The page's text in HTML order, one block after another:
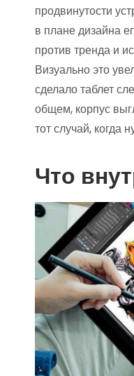
продвинутости
в плане дизайна
против тренда и
Визуально это
сделало таблет
общем, корпус
тот случай, когда
Что